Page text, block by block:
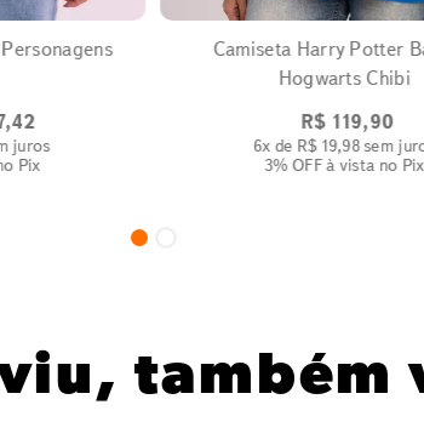
,42
juros
Pix
Camiseta Harry Potter
Hogwarts Chibi
R$ 119,90
6x de R$ 19,98sem
3% OFFà vista no Pix
também